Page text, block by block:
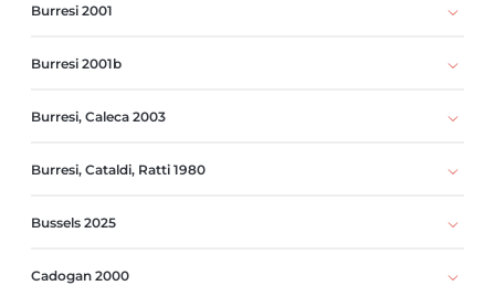
Burresi 2001
Burresi 2001b
Burresi, Caleca 2003
Burresi, Cataldi, Ratti 1980
Bussels 2025
Cadogan 2000